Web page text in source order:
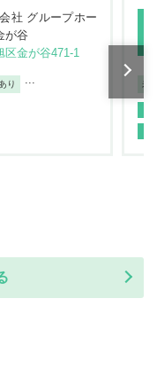
社 グループホー
が谷
金が谷471-1
り 未